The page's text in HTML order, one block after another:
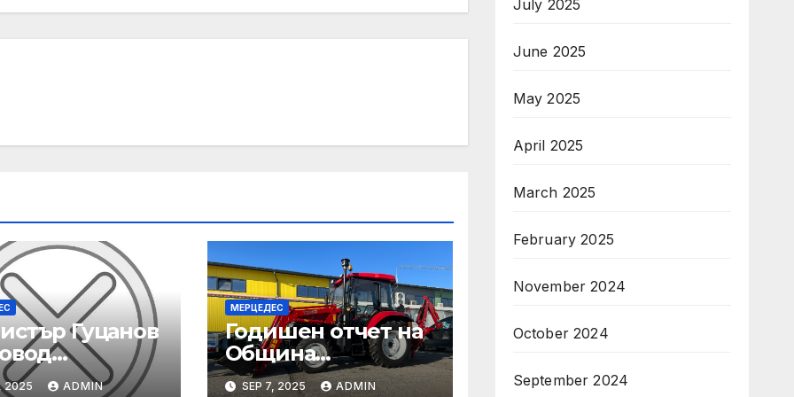
Гуцанов
2025 ADMIN
МЕРЦЕДЕС
Годишен отчет на
Община
Благоевград за
SEP 7, 2025 ADMIN
July 2025
June 2025
May 2025
April 2025
March 2025
February 2025
November 2024
October 2024
September 2024